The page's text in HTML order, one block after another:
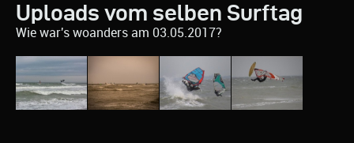
Uploads vom selben Surftag
Wie war's woanders am 03.05.2017?